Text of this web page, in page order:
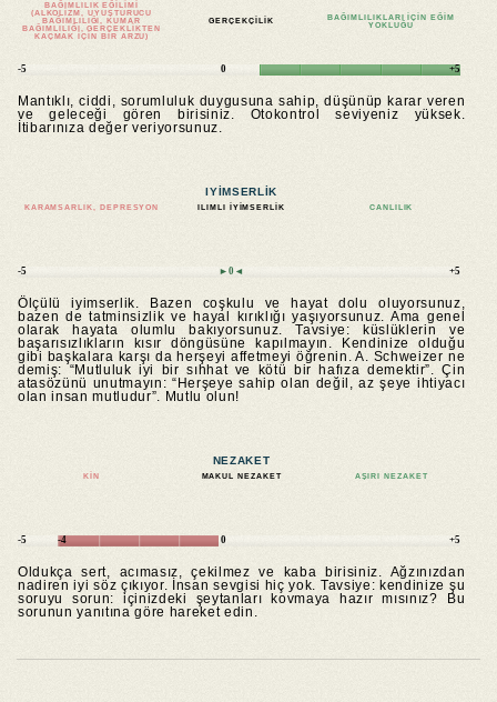
BAĞIMLILIK EĞILIMI
(ALKOLIZM, UYUŞTURUCU
BAĞIMLILIĞI, KUMAR
BAĞIMLILIĞI, GERÇEKLIKTEN
KAÇMAK IÇIN BIR ARZU)
GERÇEKÇILIK
BAĞIMLILIKLARI IÇIN EĞIM
YOKLUĞU
-5 0 +5
Mantıklı, ciddi, sorumluluk duygusuna sahip, düşünüp karar veren
ve geleceği gören birisiniz. Otokontrol seviyeniz yüksek.
İtibarınıza değer veriyorsunuz.
IYIMSERLIK
KARAMSARLIK, DEPRESYON ILIMLI IYIMSERLIK CANLILIK
-5 ►0◄ +5
Ölçülü iyimserlik. Bazen coşkulu ve hayat dolu oluyorsunuz,
bazen de tatminsizlik ve hayal kırıklığı yaşıyorsunuz. Ama genel
olarak hayata olumlu bakıyorsunuz. Tavsiye: küslüklerin ve
başarısızlıkların kısır döngüsüne kapılmayın. Kendinize olduğu
gibi başkalara karşı da herşeyi affetmeyi öğrenin. A. Schweizer ne
demiş: “Mutluluk iyi bir sıhhat ve kötü bir hafıza demektir”. Çin
atasözünü unutmayın: “Herşeye sahip olan değil, az şeye ihtiyacı
olan insan mutludur”. Mutlu olun!
NEZAKET
KIN MAKUL NEZAKET AŞIRI NEZAKET
-5 -4 0 +5
Oldukça sert, acımasız, çekilmez ve kaba birisiniz. Ağzınızdan
nadiren iyi söz çıkıyor. İnsan sevgisi hiç yok. Tavsiye: kendinize şu
soruyu sorun: içinizdeki şeytanları kovmaya hazır mısınız? Bu
sorunun yanıtına göre hareket edin.